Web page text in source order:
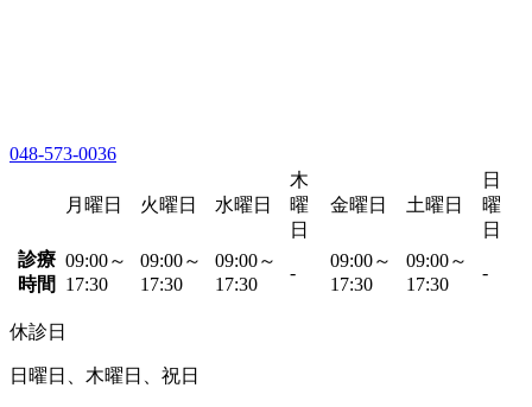
048-573-0036
月曜日 火曜日 水曜日
木
曜
日
金曜日 土曜日
日
曜
日
診療
時間
09:00～
17:30
09:00～
17:30
09:00～
17:30
-
09:00～
17:30
09:00～
17:30
-
休診日
日曜日、木曜日、祝日